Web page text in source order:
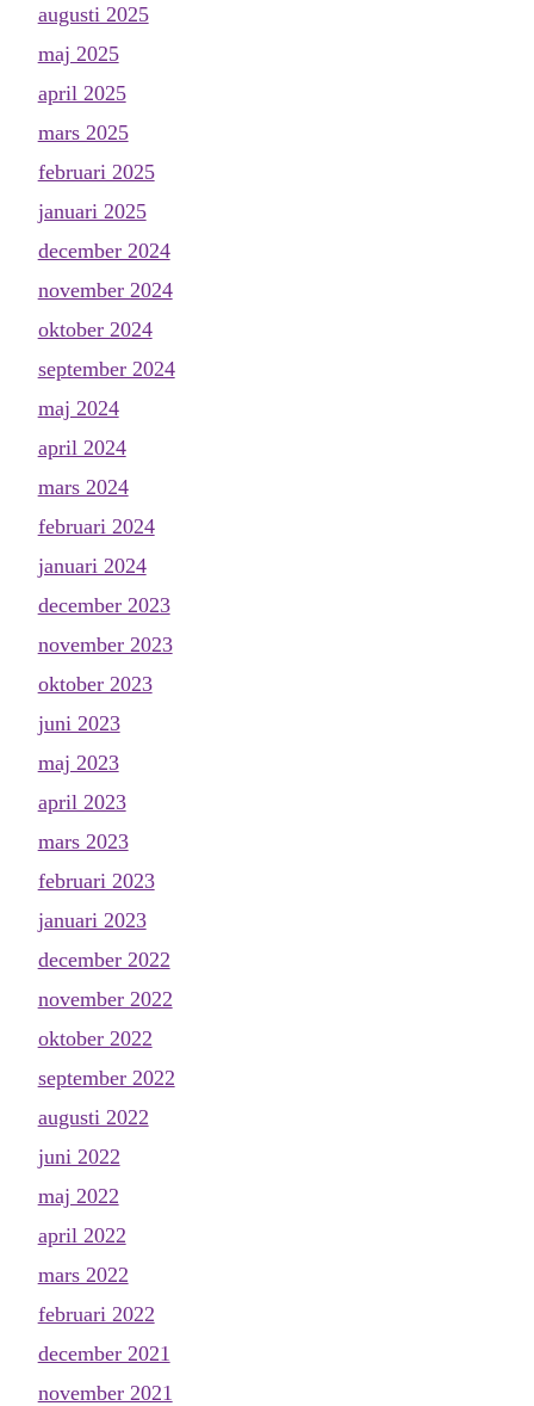
augusti 2025
maj 2025
april 2025
mars 2025
februari 2025
januari 2025
december 2024
november 2024
oktober 2024
september 2024
maj 2024
april 2024
mars 2024
februari 2024
januari 2024
december 2023
november 2023
oktober 2023
juni 2023
maj 2023
april 2023
mars 2023
februari 2023
januari 2023
december 2022
november 2022
oktober 2022
september 2022
augusti 2022
juni 2022
maj 2022
april 2022
mars 2022
februari 2022
december 2021
november 2021